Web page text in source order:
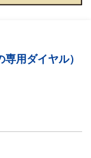
用ダイヤル）